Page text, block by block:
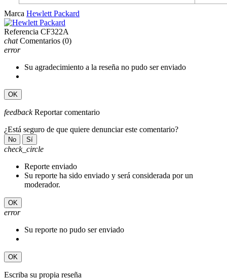
Marca Hewlett Packard
Referencia CF322A
chat Comentarios (0)
error
Su agradecimiento a la reseña no pudo ser enviado
OK
feedback Reportar comentario
¿Está seguro de que quiere denunciar este comentario?
No Sí
check_circle
Reporte enviado
Su reporte ha sido enviado y será considerada por un
moderador.
OK
error
Su reporte no pudo ser enviado
OK
Escriba su propia reseña